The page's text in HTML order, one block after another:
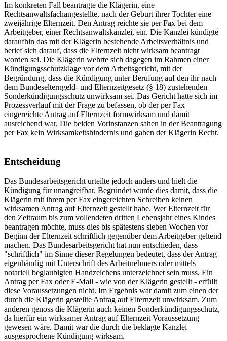
Im konkreten Fall beantragte die Klägerin, eine
Rechtsanwaltsfachangestellte, nach der Geburt ihrer Tochter eine
zweijährige Elternzeit. Den Antrag reichte sie per Fax bei dem
Arbeitgeber, einer Rechtsanwaltskanzlei, ein. Die Kanzlei kündigte
daraufhin das mit der Klägerin bestehende Arbeitsverhältnis und
berief sich darauf, dass die Elternzeit nicht wirksam beantragt
worden sei. Die Klägerin wehrte sich dagegen im Rahmen einer
Kündigungsschutzklage vor dem Arbeitsgericht, mit der
Begründung, dass die Kündigung unter Berufung auf den ihr nach
dem Bundeselterngeld- und Elternzeitgesetz (§ 18) zustehenden
Sonderkündigungsschutz unwirksam sei. Das Gericht hatte sich im
Prozessverlauf mit der Frage zu befassen, ob der per Fax
eingereichte Antrag auf Elternzeit formwirksam und damit
ausreichend war. Die beiden Vorinstanzen sahen in der Beantragung
per Fax kein Wirksamkeitshindernis und gaben der Klägerin Recht.
Entscheidung
Das Bundesarbeitsgericht urteilte jedoch anders und hielt die
Kündigung für unangreifbar. Begründet wurde dies damit, dass die
Klägerin mit ihrem per Fax eingereichten Schreiben keinen
wirksamen Antrag auf Elternzeit gestellt habe. Wer Elternzeit für
den Zeitraum bis zum vollendeten dritten Lebensjahr eines Kindes
beantragen möchte, muss dies bis spätestens sieben Wochen vor
Beginn der Elternzeit schriftlich gegenüber dem Arbeitgeber geltend
machen. Das Bundesarbeitsgericht hat nun entschieden, dass
"schriftlich" im Sinne dieser Regelungen bedeutet, dass der Antrag
eigenhändig mit Unterschrift des Arbeitnehmers oder mittels
notariell beglaubigten Handzeichens unterzeichnet sein muss. Ein
Antrag per Fax oder E-Mail - wie von der Klägerin gestellt - erfüllt
diese Voraussetzungen nicht. Im Ergebnis war damit zum einen der
durch die Klägerin gestellte Antrag auf Elternzeit unwirksam. Zum
anderen genoss die Klägerin auch keinen Sonderkündigungsschutz,
da hierfür ein wirksamer Antrag auf Elternzeit Voraussetzung
gewesen wäre. Damit war die durch die beklagte Kanzlei
ausgesprochene Kündigung wirksam.